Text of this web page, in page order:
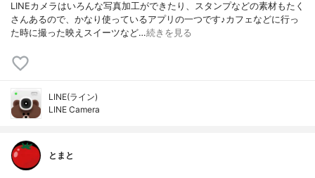
LINEカメラはいろんな写真加工ができたり、スタンプなどの素材もたく
さんあるので、かなり使っているアプリの一つです♪カフェなどに行っ
た時に撮った映えスイーツなど…続きを見る
LINE(ライン)
LINE Camera
とまと